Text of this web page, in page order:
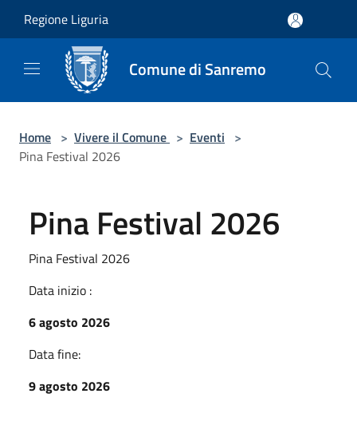
Regione Liguria
Comune di Sanremo
Home > Vivere il Comune > Eventi >
Pina Festival 2026
Pina Festival 2026
Pina Festival 2026
Data inizio :
6 agosto 2026
Data fine:
9 agosto 2026